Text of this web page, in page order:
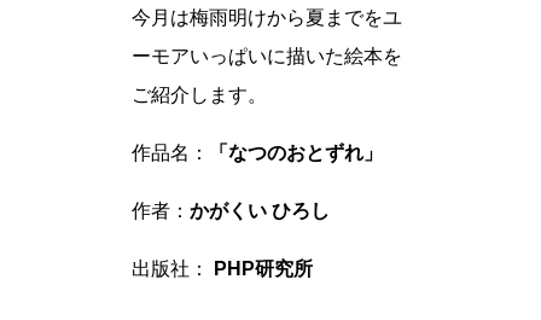
今月は梅雨明けから夏までをユ
ーモアいっぱいに描いた絵本を
ご紹介します。
作品名： 「なつのおとずれ」
作者：かがくい ひろし
出版社： PHP研究所